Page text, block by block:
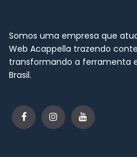
Somos uma empresa que
Web Acappella trazendo
transformando a ferramenta
Brasil.